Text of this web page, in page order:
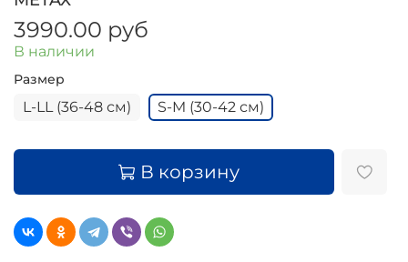
3990.00 руб
В наличии
Размер
L-LL (36-48 см) S-M (30-42 см)
В корзину